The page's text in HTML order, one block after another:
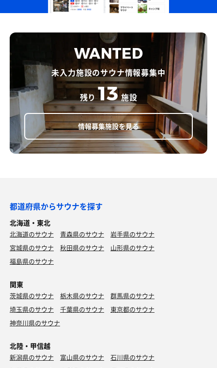
WANTED
未入力施設のサウナ情報募集中
残り 13 施設
情報募集施設を見る
都道府県からサウナを探す
北海道・東北
北海道のサウナ 青森県のサウナ
岩手県のサウナ
宮城県のサウナ
秋田県のサウナ
山形県のサウナ
福島県のサウナ
関東
茨城県のサウナ 栃木県のサウナ
群馬県のサウナ
埼玉県のサウナ
千葉県のサウナ
東京都のサウナ
神奈川県のサウナ
北陸・甲信越
新潟県のサウナ 富山県のサウナ
石川県のサウナ